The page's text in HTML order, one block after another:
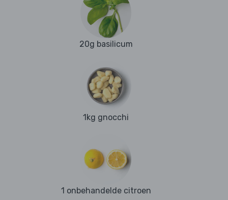
20g basilicum
1kg gnocchi
1 onbehandelde citroen